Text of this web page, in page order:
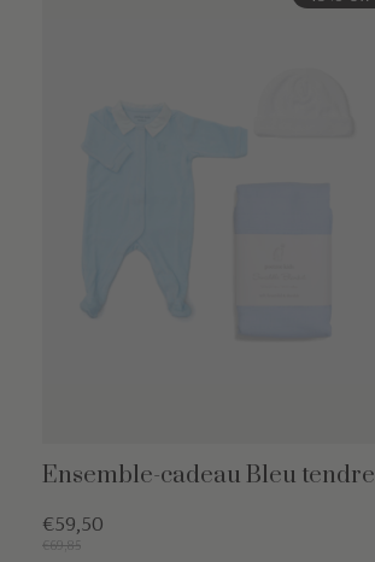
Ensemble-cadeau Bleu tendre
€59,50
€69,85